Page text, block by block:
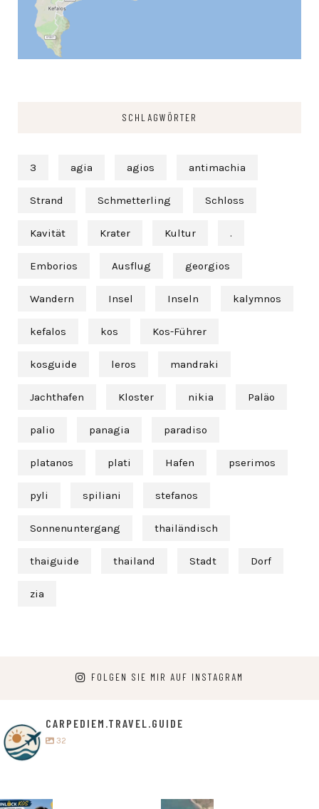
SCHLAGWÖRTER
3 agia agios antimachia
Strand Schmetterling Schloss
Kavität Krater Kultur .
Emborios Ausflug georgios
Wandern Insel Inseln kalymnos
kefalos kos Kos-Führer
kosguide leros mandraki
Jachthafen Kloster nikia Paläo
palio panagia paradiso
platanos plati Hafen pserimos
pyli spiliani stefanos
Sonnenuntergang thailändisch
thaiguide thailand Stadt Dorf
zia
FOLGEN SIE MIR AUF INSTAGRAM
CARPEDIEM.TRAVEL.GUIDE
32